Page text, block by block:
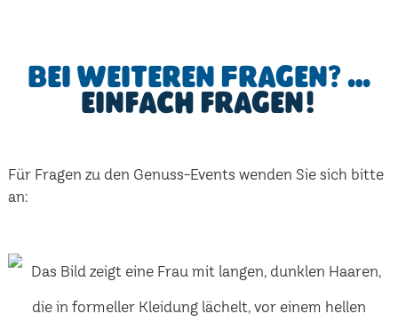
Bei weiteren Fragen? …
einfach fragen!
Für Fragen zu den Genuss-Events wenden Sie sich bitte
an: